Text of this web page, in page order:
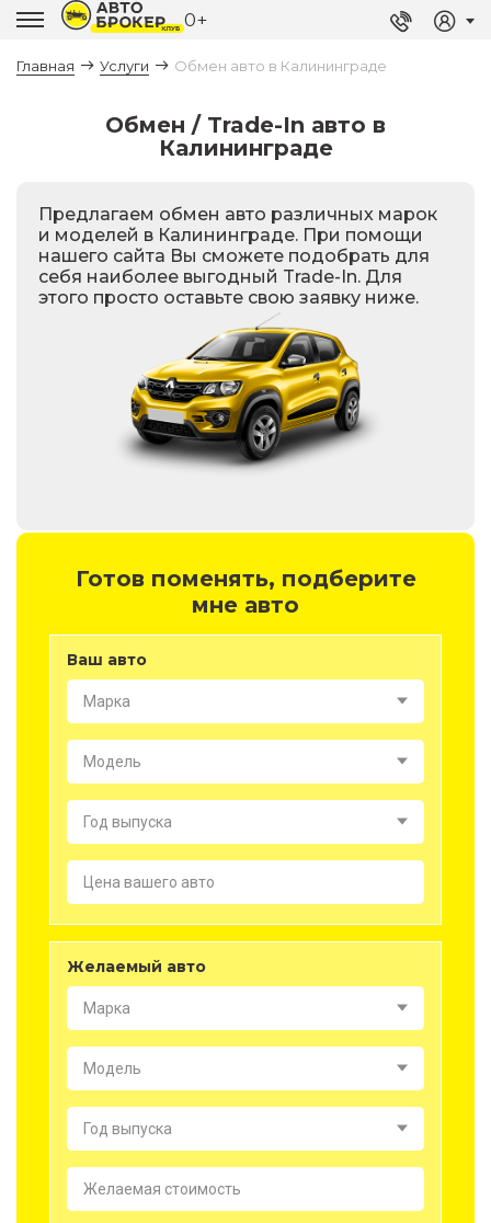
0+
Главная Услуги Обмен авто в Калининграде
Обмен / Trade-In авто в
Калининграде
Предлагаем обмен авто различных марок
и моделей в Калининграде. При помощи
нашего сайта Вы сможете подобрать для
себя наиболее выгодный Trade-In. Для
этого просто оставьте свою заявку ниже.
Готов поменять, подберите
мне авто
Ваш авто
Марка
Модель
Год выпуска
Цена вашего авто
Желаемый авто
Марка
Модель
Год выпуска
Желаемая стоимость